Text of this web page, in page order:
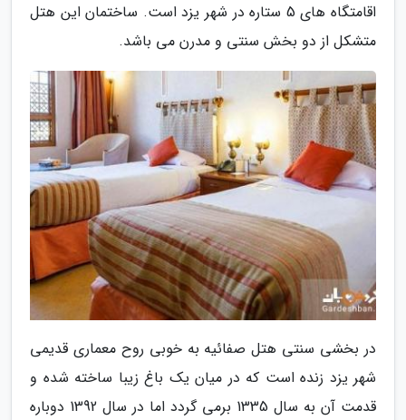
اقامتگاه های 5 ستاره در شهر یزد است. ساختمان این هتل
متشکل از دو بخش سنتی و مدرن می باشد.
در بخشی سنتی هتل صفائیه به خوبی روح معماری قدیمی
شهر یزد زنده است که در میان یک باغ زیبا ساخته شده و
قدمت آن به سال 1335 برمی گردد اما در سال 1392 دوباره